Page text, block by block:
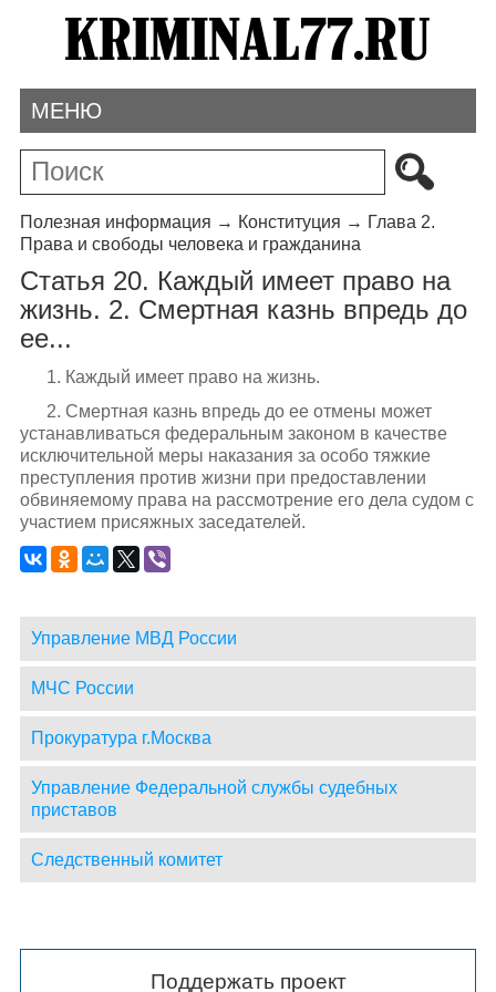
МЕНЮ
Полезная информация → Конституция → Глава 2.
Права и свободы человека и гражданина
Статья 20. Каждый имеет право на
жизнь. 2. Смертная казнь впредь до
ее...
1. Каждый имеет право на жизнь.
2. Смертная казнь впредь до ее отмены может
устанавливаться федеральным законом в качестве
исключительной меры наказания за особо тяжкие
преступления против жизни при предоставлении
обвиняемому права на рассмотрение его дела судом с
участием присяжных заседателей.
Управление МВД России
МЧС России
Прокуратура г.Москва
Управление Федеральной службы судебных
приставов
Следственный комитет
Поддержать проект